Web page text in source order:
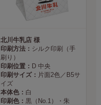
北川牛乳店 様
印刷方法： シルク印刷（手
刷り）
印刷位置： D 中央
印刷サイズ： 片面2色／B5サ
イズ
本体色： 白
印刷色： 黒（No.1）・朱